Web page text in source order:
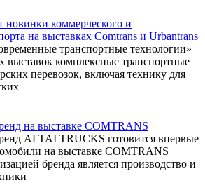
коммерческого и
на выставках Comtrans и Urbantrans
транспортные технологии»
выставок комплексные транспортные
перевозок, включая технику для
на выставке COMTRANS
ALTAI TRUCKS готовится впервые
на выставке COMTRANS
бренда является производство и